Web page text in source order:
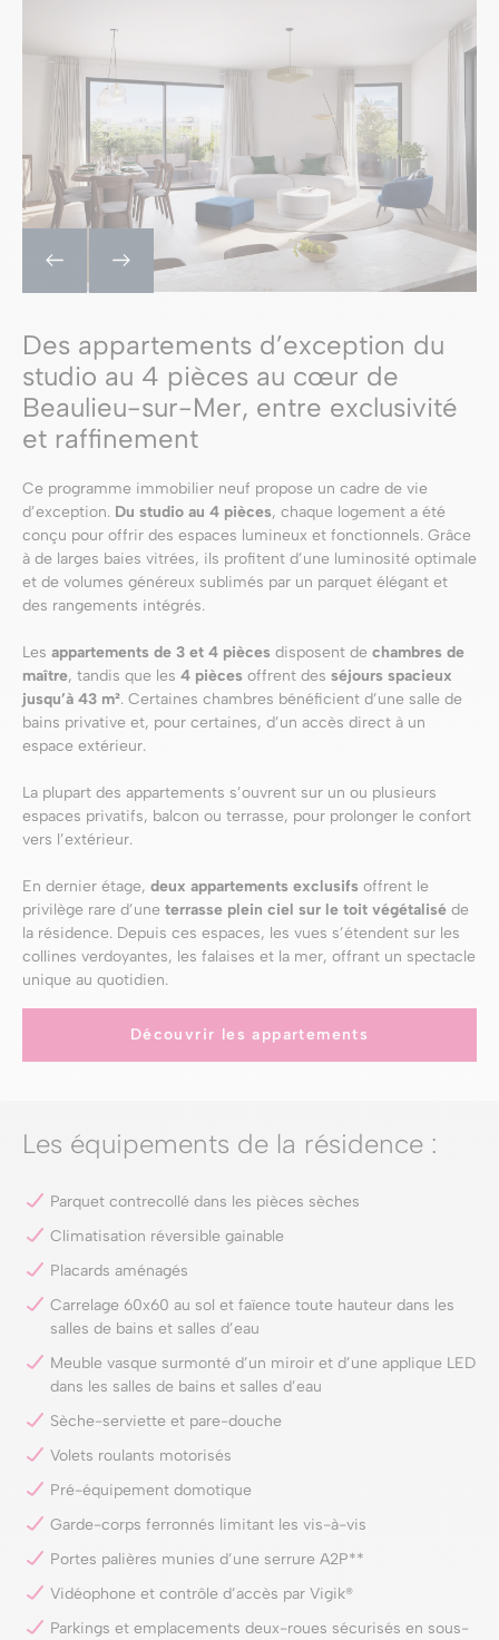
Les équipements de la résidence :
Parquet contrecollé dans les pièces sèches
Climatisation réversible gainable
Placards aménagés
Carrelage 60x60 au sol et faïence toute hauteur dans les
salles de bains et salles d’eau
Meuble vasque surmonté d’un miroir et d’une applique LED
dans les salles de bains et salles d’eau
Sèche-serviette et pare-douche
Volets roulants motorisés
Pré-équipement domotique
Garde-corps ferronnés limitant les vis-à-vis
Portes palières munies d’une serrure A2P**
Vidéophone et contrôle d’accès par Vigik®
Parkings et emplacements deux-roues sécurisés en sous-
Des appartements d’exception du
studio au 4 pièces au cœur de
Beaulieu-sur-Mer, entre exclusivité
et raffinement
Ce programme immobilier neuf propose un cadre de vie
d’exception. Du studio au 4 pièces, chaque logement a été
conçu pour offrir des espaces lumineux et fonctionnels. Grâce
à de larges baies vitrées, ils profitent d’une luminosité optimale
et de volumes généreux sublimés par un parquet élégant et
des rangements intégrés.
Les appartements de 3 et 4 pièces disposent de chambres de
maître, tandis que les 4 pièces offrent des séjours spacieux
jusqu’à 43 m². Certaines chambres bénéficient d’une salle de
bains privative et, pour certaines, d’un accès direct à un
espace extérieur.
La plupart des appartements s’ouvrent sur un ou plusieurs
espaces privatifs, balcon ou terrasse, pour prolonger le confort
vers l’extérieur.
En dernier étage, deux appartements exclusifs offrent le
privilège rare d’une terrasse plein ciel sur le toit végétalisé de
la résidence. Depuis ces espaces, les vues s’étendent sur les
collines verdoyantes, les falaises et la mer, offrant un spectacle
unique au quotidien.
Découvrir les appartements